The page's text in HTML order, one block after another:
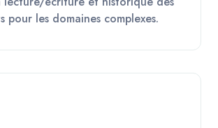
pour les domaines complexes.